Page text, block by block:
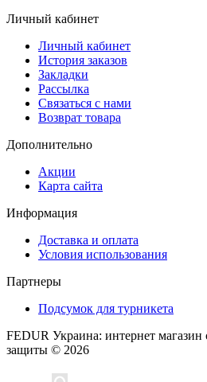
Личный кабинет
Личный кабинет
История заказов
Закладки
Рассылка
Связаться с нами
Возврат товара
Дополнительно
Акции
Карта сайта
Информация
Доставка и оплата
Условия использования
Партнеры
Подсумок для турникета
FEDUR Украина: интернет магазин
защиты © 2026